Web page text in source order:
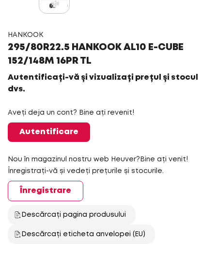
HANKOOK
295/80R22.5 HANKOOK AL10 E-CUBE
152/148M 16PR TL
Autentificați-vă și vizualizați prețul și stocul
dvs.
Aveți deja un cont? Bine ați revenit!
Autentificare
Nou în magazinul nostru web Heuver?Bine ați venit!
Înregistrați-vă și vedeți prețurile și stocurile.
Înregistrare
Descărcați pagina produsului
Descărcați eticheta anvelopei (EU)